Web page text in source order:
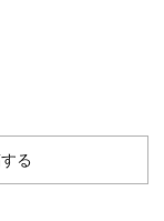
る